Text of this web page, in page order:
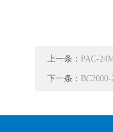
上一条： PAC-
下一条：